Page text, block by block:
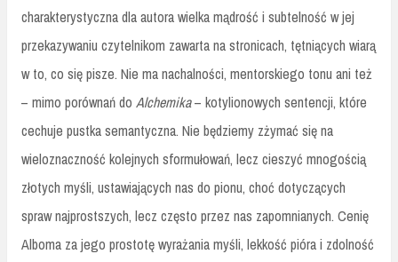
charakterystyczna dla autora wielka mądrość i subtelność w jej
przekazywaniu czytelnikom zawarta na stronicach, tętniących wiarą
w to, co się pisze. Nie ma nachalności, mentorskiego tonu ani też
– mimo porównań do Alchemika– kotylionowych sentencji, które
cechuje pustka semantyczna. Nie będziemy zżymać się na
wieloznaczność kolejnych sformułowań, lecz cieszyć mnogością
złotych myśli, ustawiających nas do pionu, choć dotyczących
spraw najprostszych, lecz często przez nas zapomnianych. Cenię
Alboma za jego prostotę wyrażania myśli, lekkość pióra i zdolność